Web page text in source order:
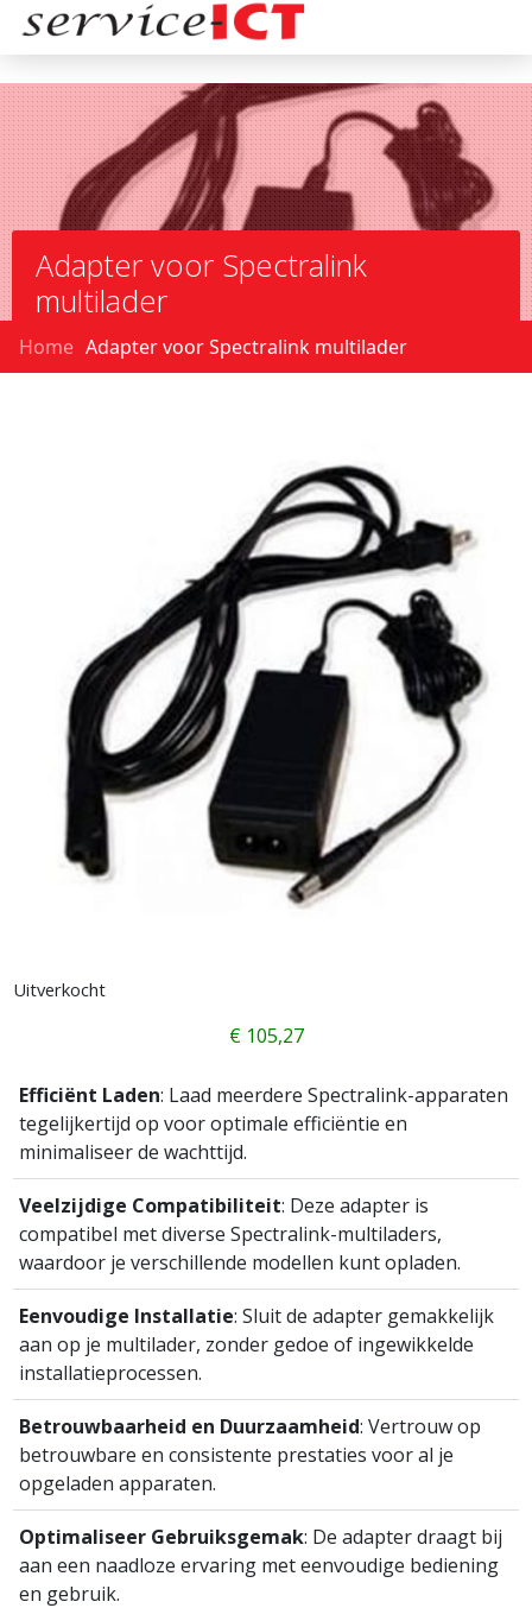
Adapter voor Spectralink
multilader
Home Adapter voor Spectralink multilader
Uitverkocht
€105,27
Efficiënt Laden: Laad meerdere Spectralink-apparaten
tegelijkertijd op voor optimale efficiëntie en
minimaliseer de wachttijd.
Veelzijdige Compatibiliteit: Deze adapter is
compatibel met diverse Spectralink-multiladers,
waardoor je verschillende modellen kunt opladen.
Eenvoudige Installatie: Sluit de adapter gemakkelijk
aan op je multilader, zonder gedoe of ingewikkelde
installatieprocessen.
Betrouwbaarheid en Duurzaamheid: Vertrouw op
betrouwbare en consistente prestaties voor al je
opgeladen apparaten.
Optimaliseer Gebruiksgemak: De adapter draagt bij
aan een naadloze ervaring met eenvoudige bediening
en gebruik.